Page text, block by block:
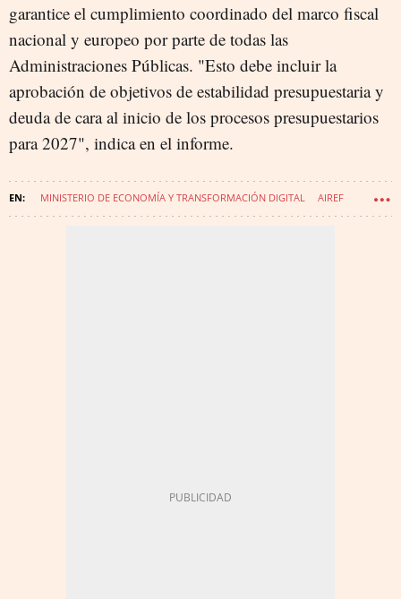
garantice el cumplimiento coordinado del marco fiscal
nacional y europeo por parte de todas las
Administraciones Públicas. "Esto debe incluir la
aprobación de objetivos de estabilidad presupuestaria y
deuda de cara al inicio de los procesos presupuestarios
para 2027", indica en el informe.
MINISTERIO DE ECONOMÍA Y TRANSFORMACIÓN DIGITAL AIREF